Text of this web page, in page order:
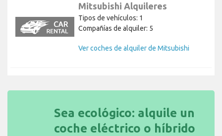
Mitsubishi Alquileres
Tipos de vehículos: 1
Compañías de alquiler: 5
Ver coches de alquiler de Mitsubishi
Sea ecológico: alquile un
coche eléctrico o híbrido